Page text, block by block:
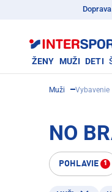
ŽENY MUŽI DETI
Muži Vybavenie
NO
POHLAVIE 1